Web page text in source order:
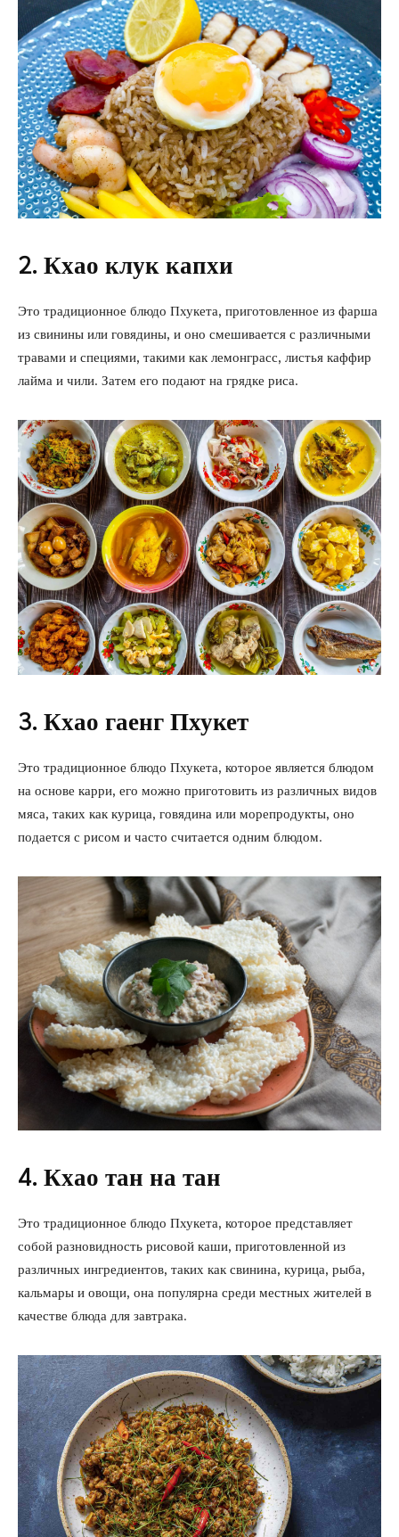
2. Кхао клук капхи
Это традиционное блюдо Пхукета, приготовленное из фарша
из свинины или говядины, и оно смешивается с различными
травами и специями, такими как лемонграсс, листья каффир
лайма и чили. Затем его подают на грядке риса.
3. Кхао гаенг Пхукет
Это традиционное блюдо Пхукета, которое является блюдом
на основе карри, его можно приготовить из различных видов
мяса, таких как курица, говядина или морепродукты, оно
подается с рисом и часто считается одним блюдом.
4. Кхао тан на тан
Это традиционное блюдо Пхукета, которое представляет
собой разновидность рисовой каши, приготовленной из
различных ингредиентов, таких как свинина, курица, рыба,
кальмары и овощи, она популярна среди местных жителей в
качестве блюда для завтрака.